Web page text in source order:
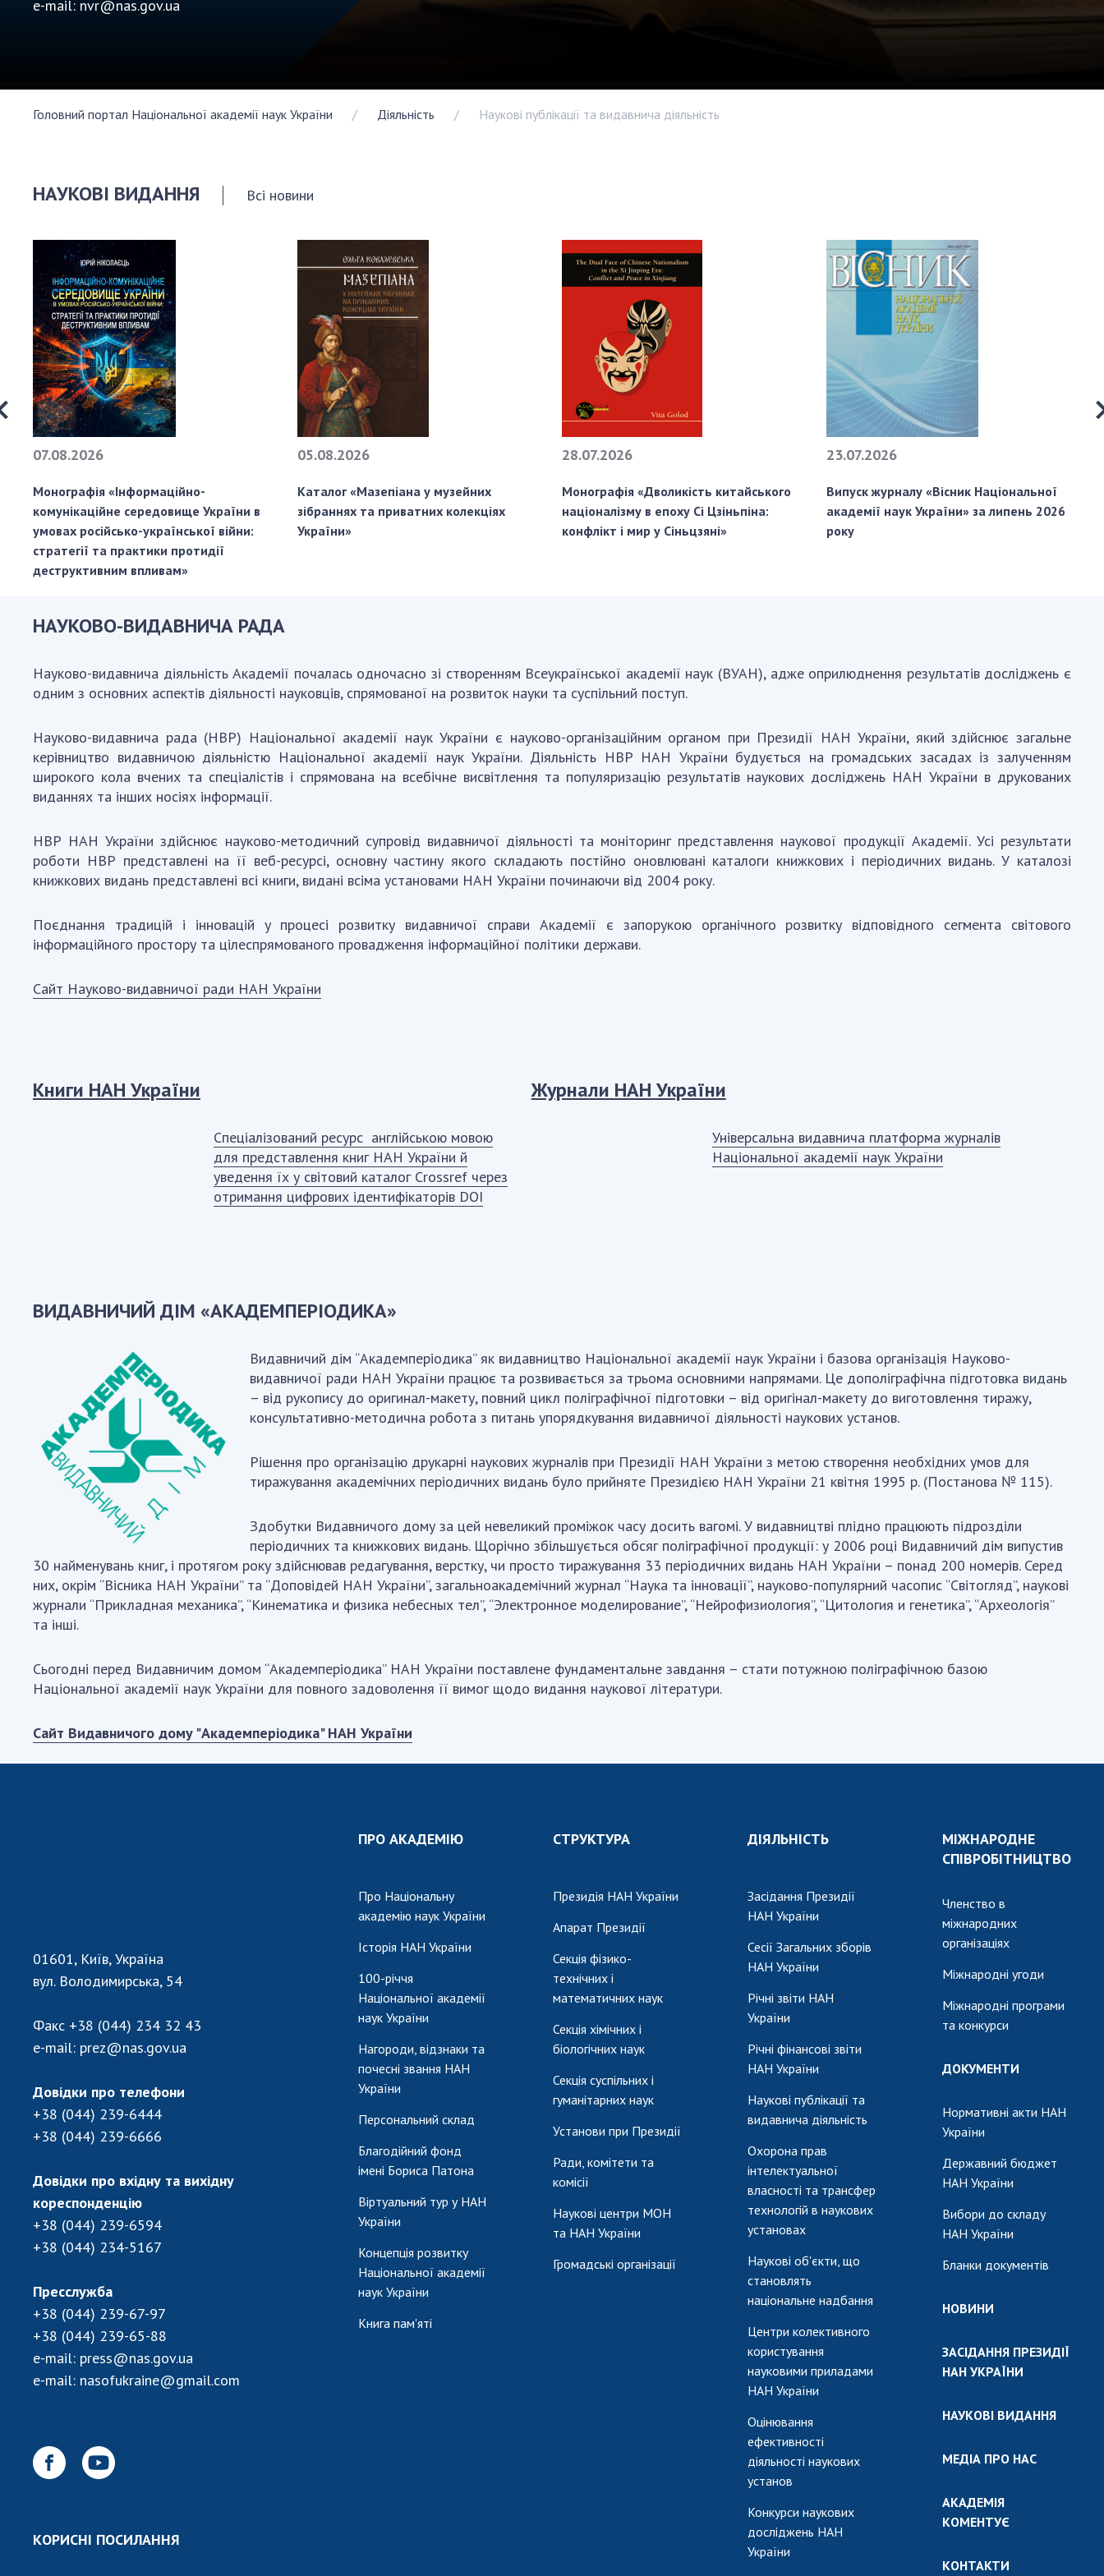
Персональний склад
Концепція розвитку
Наукові центри
Наукові об'єкти, що становлять
національне надбання
приладами НАН України
Оцінювання ефективності
Робота з молоддю
Вибори до складу
УКРАЇНИ
НАУКОВІ
ВИДАННЯ
МЕДІА ПРО НАС
АКАДЕМІЯ
КОМЕНТУЄ
КОНТАКТИ
ПРОФСПІЛКА НАН
КАБІНЕТ
e-mail: nvr@nas.gov.ua
Головний портал Національної академії наук України Діяльність Наукові публікації та видавнича діяльність
НАУКОВІ ВИДАННЯ Всі новини
07.08.2026
Монографія «Інформаційно-
комунікаційне середовище України в
умовах російсько-української війни:
стратегії та практики протидії
деструктивним впливам»
05.08.2026
Каталог «Мазепіана у музейних
зібраннях та приватних колекціях
України»
28.07.2026
Монографія «Дволикість китайського
націоналізму в епоху Сі Цзіньпіна:
конфлікт і мир у Сіньцзяні»
23.07.2026
Випуск журналу «Вісник Національної
академії наук України» за липень 2026
року
НАУКОВО-ВИДАВНИЧА РАДА
Науково-видавнича діяльність Академії почалась одночасно зі створенням Всеукраїнської академії наук (ВУАН), адже оприлюднення результатів досліджень є
одним з основних аспектів діяльності науковців, спрямованої на розвиток науки та суспільний поступ.
Науково-видавнича рада (НВР) Національної академії наук України є науково-організаційним органом при Президії НАН України, який здійснює загальне
керівництво видавничою діяльністю Національної академії наук України. Діяльність НВР НАН України будується на громадських засадах із залученням
широкого кола вчених та спеціалістів і спрямована на всебічне висвітлення та популяризацію результатів наукових досліджень НАН України в друкованих
виданнях та інших носіях інформації.
НВР НАН України здійснює науково-методичний супровід видавничої діяльності та моніторинг представлення наукової продукції Академії. Усі результати
роботи НВР представлені на її веб-ресурсі, основну частину якого складають постійно оновлювані каталоги книжкових і періодичних видань. У каталозі
книжкових видань представлені всі книги, видані всіма установами НАН України починаючи від 2004 року.
Поєднання традицій і інновацій у процесі розвитку видавничої справи Академії є запорукою органічного розвитку відповідного сегмента світового
інформаційного простору та цілеспрямованого провадження інформаційної політики держави.
Сайт Науково-видавничої ради НАН України
Книги НАН України
Спеціалізований ресурс англійською мовою
для представлення книг НАН України й
уведення їх у світовий каталог Crossref через
отримання цифрових ідентифікаторів DOI
Журнали НАН України
Універсальна видавнича платформа журналів
Національної академії наук України
ВИДАВНИЧИЙ ДІМ «АКАДЕМПЕРІОДИКА»
Видавничий дім “Академперіодика” як видавництво Національної академії наук України і базова організація Науково-
видавничої ради НАН України працює та розвивається за трьома основними напрямами. Це дополіграфічна підготовка видань
– від рукопису до оригинал-макету, повний цикл поліграфічної підготовки – від оригінал-макету до виготовлення тиражу,
консультативно-методична робота з питань упорядкування видавничої діяльності наукових установ.
Рішення про організацію друкарні наукових журналів при Президії НАН України з метою створення необхідних умов для
тиражування академічних періодичних видань було прийняте Президією НАН України 21 квітня 1995 р. (Постанова № 115).
Здобутки Видавничого дому за цей невеликий проміжок часу досить вагомі. У видавництві плідно працюють підрозділи
періодичних та книжкових видань. Щорічно збільшується обсяг поліграфічної продукції: у 2006 році Видавничий дім випустив
30 найменувань книг, і протягом року здійснював редагування, верстку, чи просто тиражування 33 періодичних видань НАН України – понад 200 номерів. Серед
них, окрім “Вісника НАН України” та “Доповідей НАН України”, загальноакадемічний журнал “Наука та інновації”, науково-популярний часопис “Світогляд”, наукові
журнали “Прикладная механика”, “Кинематика и физика небесных тел”, “Электронное моделирование”, “Нейрофизиология”, “Цитология и генетика”, “Археологія”
та інші.
Сьогодні перед Видавничим домом “Академперіодика” НАН України поставлене фундаментальне завдання – стати потужною поліграфічною базою
Національної академії наук України для повного задоволення її вимог щодо видання наукової літератури.
Сайт Видавничого дому "Академперіодика" НАН України
01601, Київ, Україна
вул. Володимирська, 54
Факс +38 (044) 234 32 43
e-mail: prez@nas.gov.ua
Довідки про телефони
+38 (044) 239-6444
+38 (044) 239-6666
Довідки про вхідну та вихідну
кореспонденцію
+38 (044) 239-6594
+38 (044) 234-5167
Пресслужба
+38 (044) 239-67-97
+38 (044) 239-65-88
e-mail: press@nas.gov.ua
e-mail: nasofukraine@gmail.com
КОРИСНІ ПОСИЛАННЯ
ПРО АКАДЕМІЮ
Про Національну
академію наук України
Історія НАН України
100-річчя
Національної академії
наук України
Нагороди, відзнаки та
почесні звання НАН
України
Персональний склад
Благодійний фонд
імені Бориса Патона
Віртуальний тур у НАН
України
Концепція розвитку
Національної академії
наук України
Книга пам'яті
СТРУКТУРА
Президія НАН України
Апарат Президії
Секція фізико-
технічних і
математичних наук
Секція хімічних і
біологічних наук
Секція суспільних і
гуманітарних наук
Установи при Президії
Ради, комітети та
комісії
Наукові центри МОН
та НАН України
Громадські організації
ДІЯЛЬНІСТЬ
Засідання Президії
НАН України
Сесії Загальних зборів
НАН України
Річні звіти НАН
України
Річні фінансові звіти
НАН України
Наукові публікації та
видавнича діяльність
Охорона прав
інтелектуальної
власності та трансфер
технологій в наукових
установах
Наукові об'єкти, що
становлять
національне надбання
Центри колективного
користування
науковими приладами
НАН України
Оцінювання
ефективності
діяльності наукових
установ
Конкурси наукових
досліджень НАН
України
МІЖНАРОДНЕ
СПІВРОБІТНИЦТВО
Членство в
міжнародних
організаціях
Міжнародні угоди
Міжнародні програми
та конкурси
ДОКУМЕНТИ
Нормативні акти НАН
України
Державний бюджет
НАН України
Вибори до складу
НАН України
Бланки документів
НОВИНИ
ЗАСІДАННЯ ПРЕЗИДІЇ
НАН УКРАЇНИ
НАУКОВІ ВИДАННЯ
МЕДІА ПРО НАС
АКАДЕМІЯ
КОМЕНТУЄ
КОНТАКТИ